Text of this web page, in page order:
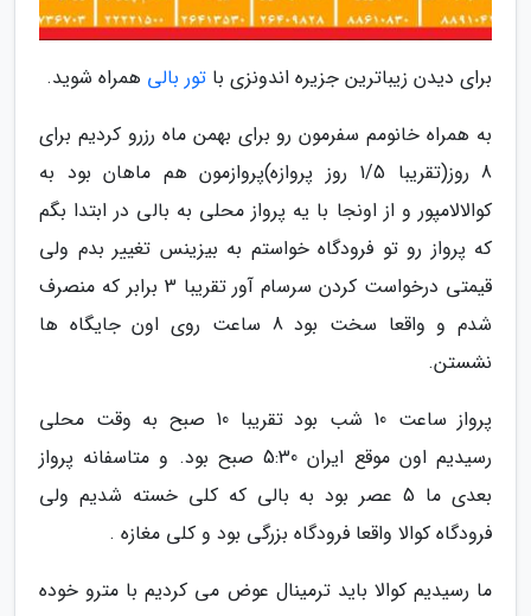
برای دیدن زیباترین جزیره اندونزی با تور بالی همراه شوید.
به همراه خانومم سفرمون رو برای بهمن ماه رزرو کردیم برای
8 روز(تقریبا 1/5 روز پروازه)پروازمون هم ماهان بود به
کوالالامپور و از اونجا با یه پرواز محلی به بالی در ابتدا بگم
که پرواز رو تو فرودگاه خواستم به بیزینس تغییر بدم ولی
قیمتی درخواست کردن سرسام آور تقریبا 3 برابر که منصرف
شدم و واقعا سخت بود 8 ساعت روی اون جایگاه ها
نشستن.
پرواز ساعت 10 شب بود تقریبا 10 صبح به وقت محلی
رسیدیم اون موقع ایران 5:30 صبح بود. و متاسفانه پرواز
بعدی ما 5 عصر بود به بالی که کلی خسته شدیم ولی
فرودگاه کوالا واقعا فرودگاه بزرگی بود و کلی مغازه .
ما رسیدیم کوالا باید ترمینال عوض می کردیم با مترو خوده